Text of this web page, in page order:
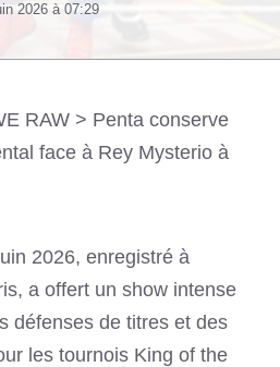
2026 à 07:29
RAW > Penta conserve
face à Rey Mysterio à
2026, enregistré à
a offert un show intense
défenses de titres et des
les tournois King of the